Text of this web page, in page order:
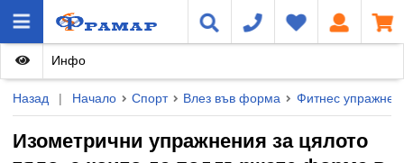
Назад | Начало Спорт Влез във форма Фитнес
Изометрични упражнения за цялото
Инфо